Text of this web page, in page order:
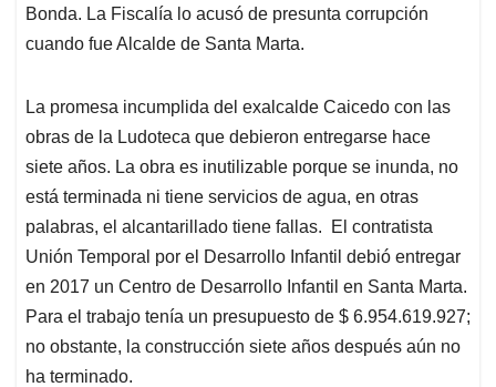
Bonda. La Fiscalía lo acusó de presunta corrupción
cuando fue Alcalde de Santa Marta.
La promesa incumplida del exalcalde Caicedo con las
obras de la Ludoteca que debieron entregarse hace
siete años. La obra es inutilizable porque se inunda, no
está terminada ni tiene servicios de agua, en otras
palabras, el alcantarillado tiene fallas. El contratista
Unión Temporal por el Desarrollo Infantil debió entregar
en 2017 un Centro de Desarrollo Infantil en Santa Marta.
Para el trabajo tenía un presupuesto de $ 6.954.619.927;
no obstante, la construcción siete años después aún no
ha terminado.